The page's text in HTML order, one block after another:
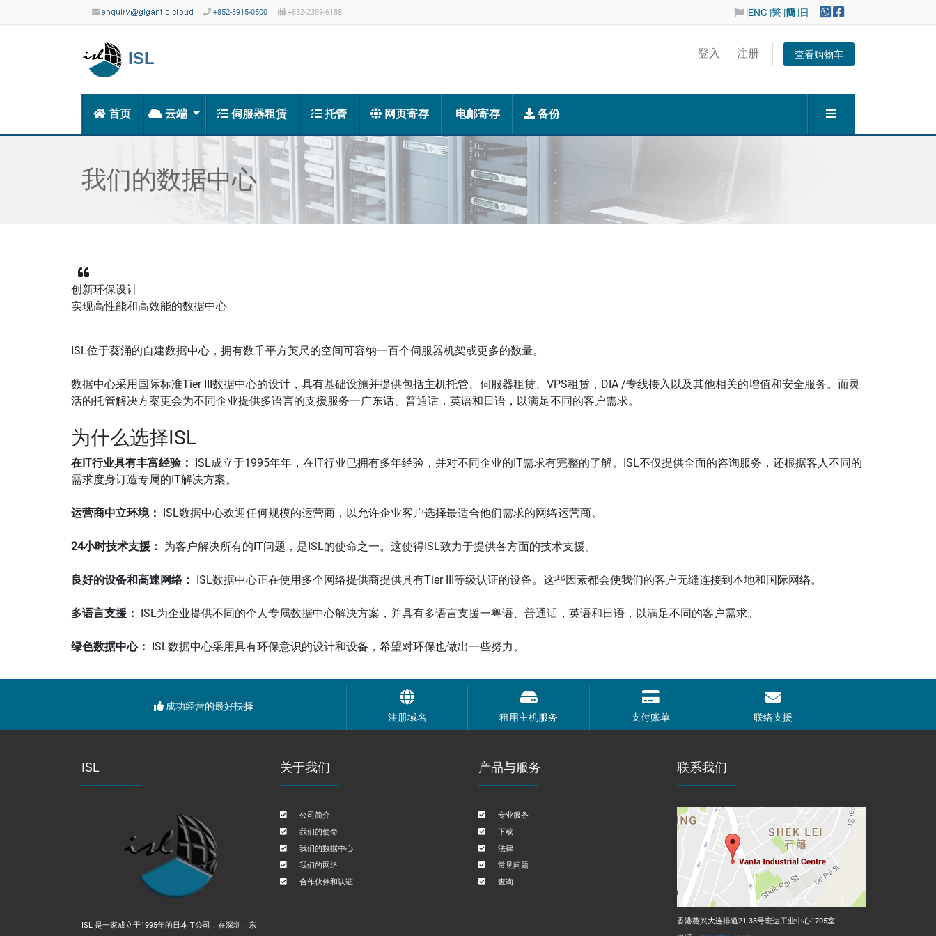
+852-3915-0500 +852-2359-6188 |ENG |繁 |簡 |日
ISL 登入 注册 查看购物车
首页 云端 伺服器租赁 托管 网页寄存 电邮寄存 备份
我们的数据中心
创新环保设计
实现高性能和高效能的数据中心
ISL位于葵涌的自建数据中心，拥有数千平方英尺的空间可容纳一百个伺服器机架或更多的数量。
数据中心采用国际标准Tier III数据中心的设计，具有基础设施并提供包括主机托管、伺服器租赁、VPS租赁，DIA /专线接入以及其他相关的增值和安全服务。而灵
活的托管解决方案更会为不同企业提供多语言的支援服务一广东话、普通话，英语和日语，以满足不同的客户需求。
为什么选择ISL
在IT行业具有丰富经验： ISL成立于1995年年，在IT行业已拥有多年经验，并对不同企业的IT需求有完整的了解。ISL不仅提供全面的咨询服务，还根据客人不同的
需求度身订造专属的IT解决方案。
运营商中立环境： ISL数据中心欢迎任何规模的运营商，以允许企业客户选择最适合他们需求的网络运营商。
24小时技术支援： 为客户解决所有的IT问题，是ISL的使命之一。这使得ISL致力于提供各方面的技术支援。
良好的设备和高速网络： ISL数据中心正在使用多个网络提供商提供具有Tier III等级认证的设备。这些因素都会使我们的客户无缝连接到本地和国际网络。
多语言支援： ISL为企业提供不同的个人专属数据中心解决方案，并具有多语言支援一粤语、普通话，英语和日语，以满足不同的客户需求。
绿色数据中心： ISL数据中心采用具有环保意识的设计和设备，希望对环保也做出一些努力。
成功经营的最好抉择
注册域名 租用主机服务 支付账单 联络支援
ISL
ISL 是一家成立于1995年的日本IT公司，在深圳、东
关于我们
公司简介
我们的使命
我们的数据中心
我们的网络
合作伙伴和认证
产品与服务
专业服务
下载
法律
常见问题
查询
联系我们
香港葵兴大连排道21-33号宏达工业中心1705室